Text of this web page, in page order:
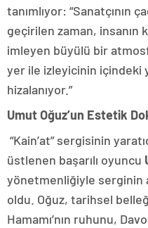
tanımlıyor: “Sanatçının
geçirilen zaman, insanın
imleyen büyülü bir
yer ile izleyicinin
hizalanıyor.”
Umut Oğuz’un Estetik
“Kain’at” sergisinin
üstlenen başarılı oyuncu
yönetmenliğiyle
oldu. Oğuz, tarihsel
Hamamı’nın ruhunu,